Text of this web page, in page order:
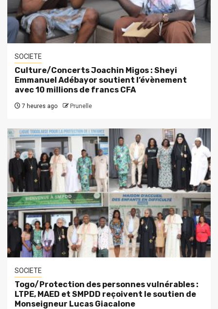
SOCIETE
Culture/Concerts Joachin Migos : Sheyi
Emmanuel Adébayor soutient l’évènement
avec 10 millions de francs CFA
7 heures ago Prunelle
SOCIETE
Togo/Protection des personnes vulnérables :
LTPE, MAED et SMPDD reçoivent le soutien de
Monseigneur Lucas Giacalone